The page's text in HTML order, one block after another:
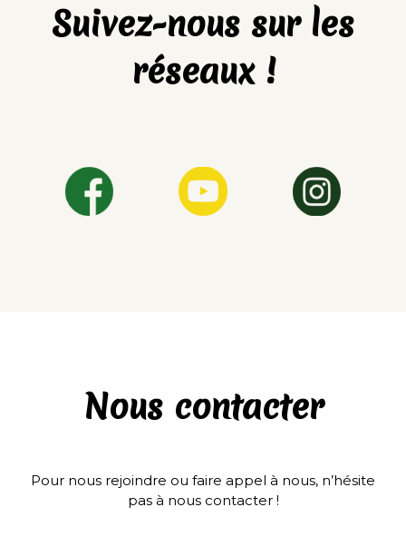
Suivez-nous sur les
réseaux !
Nous contacter
Pour nous rejoindre ou faire appel à nous, n’hésite
pas à nous contacter !